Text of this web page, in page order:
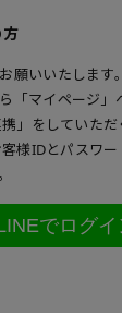
願いいたします
「マイページ」
」をしていた
様IDとパスワ
でログイ